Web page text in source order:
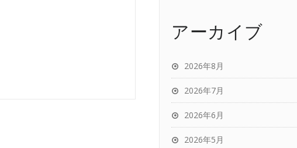
アーカイブ
2026年8月
2026年7月
2026年6月
2026年5月